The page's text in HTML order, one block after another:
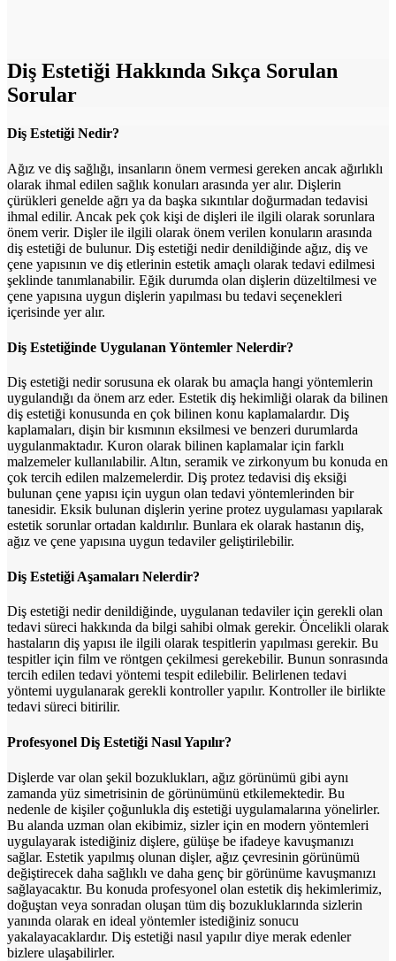
Diş Estetiği Hakkında Sıkça Sorulan
Sorular
Diş Estetiği Nedir?
Ağız ve diş sağlığı, insanların önem vermesi gereken ancak ağırlıklı
olarak ihmal edilen sağlık konuları arasında yer alır. Dişlerin
çürükleri genelde ağrı ya da başka sıkıntılar doğurmadan tedavisi
ihmal edilir. Ancak pek çok kişi de dişleri ile ilgili olarak sorunlara
önem verir. Dişler ile ilgili olarak önem verilen konuların arasında
diş estetiği de bulunur. Diş estetiği nedir denildiğinde ağız, diş ve
çene yapısının ve diş etlerinin estetik amaçlı olarak tedavi edilmesi
şeklinde tanımlanabilir. Eğik durumda olan dişlerin düzeltilmesi ve
çene yapısına uygun dişlerin yapılması bu tedavi seçenekleri
içerisinde yer alır.
Diş Estetiğinde Uygulanan Yöntemler Nelerdir?
Diş estetiği nedir sorusuna ek olarak bu amaçla hangi yöntemlerin
uygulandığı da önem arz eder. Estetik diş hekimliği olarak da bilinen
diş estetiği konusunda en çok bilinen konu kaplamalardır. Diş
kaplamaları, dişin bir kısmının eksilmesi ve benzeri durumlarda
uygulanmaktadır. Kuron olarak bilinen kaplamalar için farklı
malzemeler kullanılabilir. Altın, seramik ve zirkonyum bu konuda en
çok tercih edilen malzemelerdir. Diş protez tedavisi diş eksiği
bulunan çene yapısı için uygun olan tedavi yöntemlerinden bir
tanesidir. Eksik bulunan dişlerin yerine protez uygulaması yapılarak
estetik sorunlar ortadan kaldırılır. Bunlara ek olarak hastanın diş,
ağız ve çene yapısına uygun tedaviler geliştirilebilir.
Diş Estetiği Aşamaları Nelerdir?
Diş estetiği nedir denildiğinde, uygulanan tedaviler için gerekli olan
tedavi süreci hakkında da bilgi sahibi olmak gerekir. Öncelikli olarak
hastaların diş yapısı ile ilgili olarak tespitlerin yapılması gerekir. Bu
tespitler için film ve röntgen çekilmesi gerekebilir. Bunun sonrasında
tercih edilen tedavi yöntemi tespit edilebilir. Belirlenen tedavi
yöntemi uygulanarak gerekli kontroller yapılır. Kontroller ile birlikte
tedavi süreci bitirilir.
Profesyonel Diş Estetiği Nasıl Yapılır?
Dişlerde var olan şekil bozuklukları, ağız görünümü gibi aynı
zamanda yüz simetrisinin de görünümünü etkilemektedir. Bu
nedenle de kişiler çoğunlukla diş estetiği uygulamalarına yönelirler.
Bu alanda uzman olan ekibimiz, sizler için en modern yöntemleri
uygulayarak istediğiniz dişlere, gülüşe be ifadeye kavuşmanızı
sağlar. Estetik yapılmış olunan dişler, ağız çevresinin görünümü
değiştirecek daha sağlıklı ve daha genç bir görünüme kavuşmanızı
sağlayacaktır. Bu konuda profesyonel olan estetik diş hekimlerimiz,
doğuştan veya sonradan oluşan tüm diş bozukluklarında sizlerin
yanında olarak en ideal yöntemler istediğiniz sonucu
yakalayacaklardır. Diş estetiği nasıl yapılır diye merak edenler
bizlere ulaşabilirler.